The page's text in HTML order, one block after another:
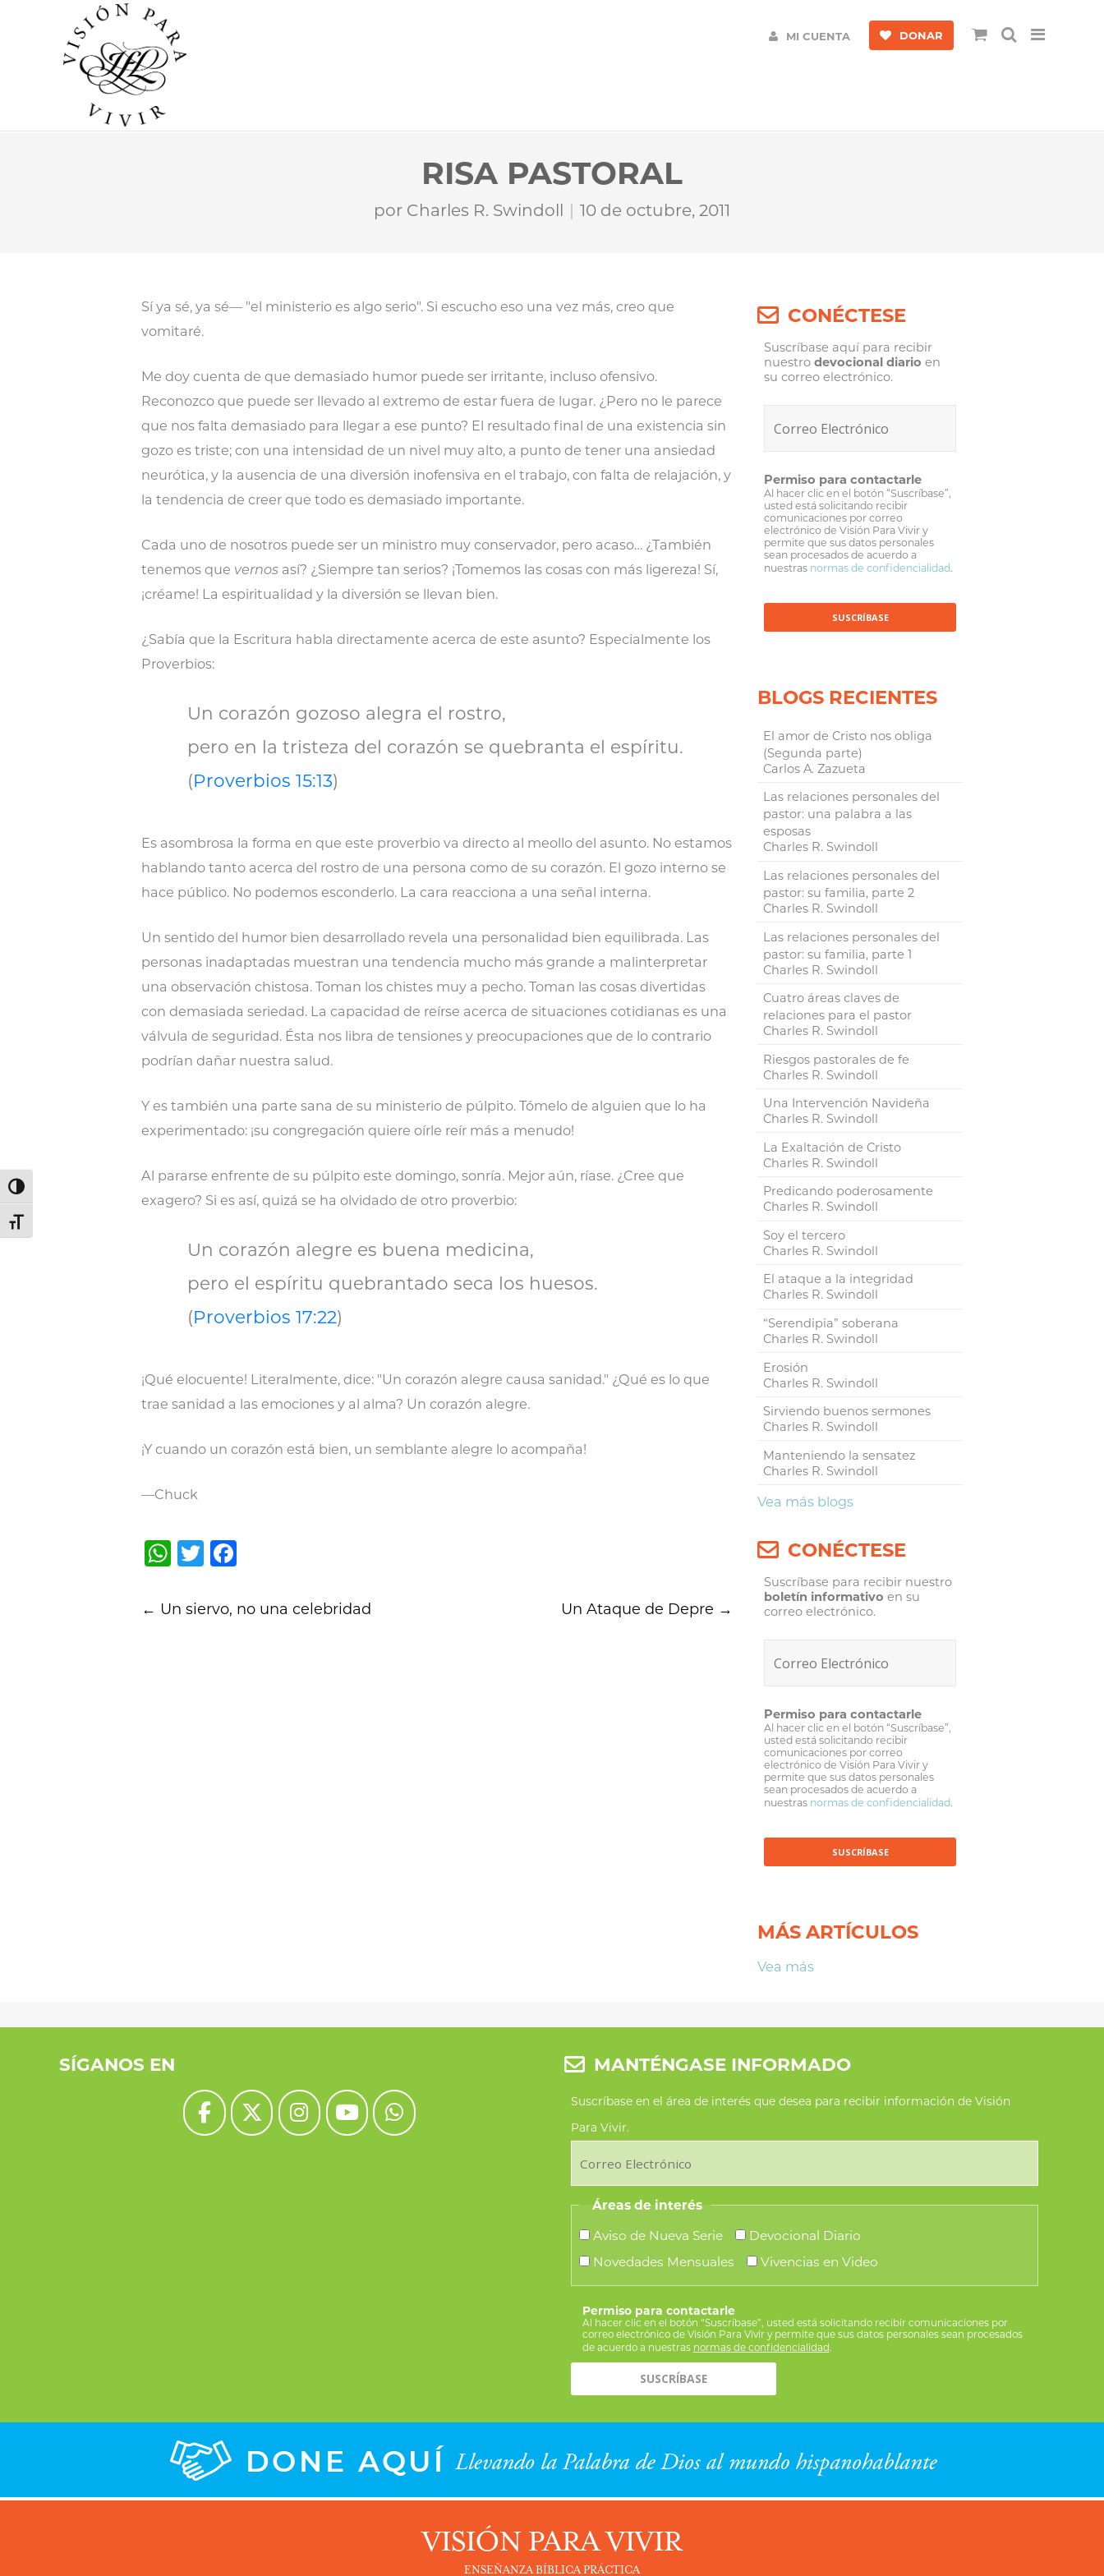
Alternar alto contraste
Alternar tamaño de letra
MI CUENTA DONAR
RISA PASTORAL
por Charles R. Swindoll 10 de octubre, 2011
Sí ya sé, ya sé— "el ministerio es algo serio". Si escucho eso una vez más, creo que
vomitaré.
Me doy cuenta de que demasiado humor puede ser irritante, incluso ofensivo.
Reconozco que puede ser llevado al extremo de estar fuera de lugar. ¿Pero no le parece
que nos falta demasiado para llegar a ese punto? El resultado final de una existencia sin
gozo es triste; con una intensidad de un nivel muy alto, a punto de tener una ansiedad
neurótica, y la ausencia de una diversión inofensiva en el trabajo, con falta de relajación, y
la tendencia de creer que todo es demasiado importante.
Cada uno de nosotros puede ser un ministro muy conservador, pero acaso… ¿También
tenemos que vernos así? ¿Siempre tan serios? ¡Tomemos las cosas con más ligereza! Sí,
¡créame! La espiritualidad y la diversión se llevan bien.
¿Sabía que la Escritura habla directamente acerca de este asunto? Especialmente los
Proverbios:
Un corazón gozoso alegra el rostro,
pero en la tristeza del corazón se quebranta el espíritu.
(Proverbios 15:13)
Es asombrosa la forma en que este proverbio va directo al meollo del asunto. No estamos
hablando tanto acerca del rostro de una persona como de su corazón. El gozo interno se
hace público. No podemos esconderlo. La cara reacciona a una señal interna.
Un sentido del humor bien desarrollado revela una personalidad bien equilibrada. Las
personas inadaptadas muestran una tendencia mucho más grande a malinterpretar
una observación chistosa. Toman los chistes muy a pecho. Toman las cosas divertidas
con demasiada seriedad. La capacidad de reírse acerca de situaciones cotidianas es una
válvula de seguridad. Ésta nos libra de tensiones y preocupaciones que de lo contrario
podrían dañar nuestra salud.
Y es también una parte sana de su ministerio de púlpito. Tómelo de alguien que lo ha
experimentado: ¡su congregación quiere oírle reír más a menudo!
Al pararse enfrente de su púlpito este domingo, sonría. Mejor aún, ríase. ¿Cree que
exagero? Si es así, quizá se ha olvidado de otro proverbio:
Un corazón alegre es buena medicina,
pero el espíritu quebrantado seca los huesos.
(Proverbios 17:22)
¡Qué elocuente! Literalmente, dice: "Un corazón alegre causa sanidad." ¿Qué es lo que
trae sanidad a las emociones y al alma? Un corazón alegre.
¡Y cuando un corazón está bien, un semblante alegre lo acompaña!
—Chuck
WhatsApp
Twitter
navigation
← Un siervo, no una celebridad Un Ataque de Depre →
CONÉCTESE
Suscríbase aquí para recibir
nuestrodevocional diario en
su correo electrónico.
Permiso para contactarle
Al hacer clic en el botón “Suscríbase”,
usted está solicitando recibir
comunicaciones por correo
electrónico de Visión Para Vivir y
permite que sus datos personales
sean procesados de acuerdo a
nuestras normas de confidencialidad.
BLOGS RECIENTES
El amor de Cristo nos obliga
(Segunda parte)
Carlos A. Zazueta
Las relaciones personales del
pastor: una palabra a las
esposas
Charles R. Swindoll
Las relaciones personales del
pastor: su familia, parte 2
Charles R. Swindoll
Las relaciones personales del
pastor: su familia, parte 1
Charles R. Swindoll
Cuatro áreas claves de
relaciones para el pastor
Charles R. Swindoll
Riesgos pastorales de fe
Charles R. Swindoll
Una Intervención Navideña
Charles R. Swindoll
La Exaltación de Cristo
Charles R. Swindoll
Predicando poderosamente
Charles R. Swindoll
Soy el tercero
Charles R. Swindoll
El ataque a la integridad
Charles R. Swindoll
“Serendipia” soberana
Charles R. Swindoll
Erosión
Charles R. Swindoll
Sirviendo buenos sermones
Charles R. Swindoll
Manteniendo la sensatez
Charles R. Swindoll
Vea más blogs
CONÉCTESE
Suscríbase para recibir nuestro
boletín informativo en su
correo electrónico.
Permiso para contactarle
Al hacer clic en el botón “Suscríbase”,
usted está solicitando recibir
comunicaciones por correo
electrónico de Visión Para Vivir y
permite que sus datos personales
sean procesados de acuerdo a
nuestras normas de confidencialidad.
MÁS ARTÍCULOS
Vea más
SÍGANOS EN MANTÉNGASE INFORMADO
Suscríbase en el área de interés que desea para recibir información de Visión
Para Vivir.
Áreas de interés
Aviso de Nueva Serie
Devocional Diario
Novedades Mensuales
Vivencias en Video
Permiso para contactarle
Al hacer clic en el botón “Suscríbase”, usted está solicitando recibir comunicaciones por
correo electrónico de Visión Para Vivir y permite que sus datos personales sean procesados
de acuerdo a nuestras normas de confidencialidad.
VISIÓN PARA VIVIR
ENSEÑANZA BÍBLICA PRÁCTICA